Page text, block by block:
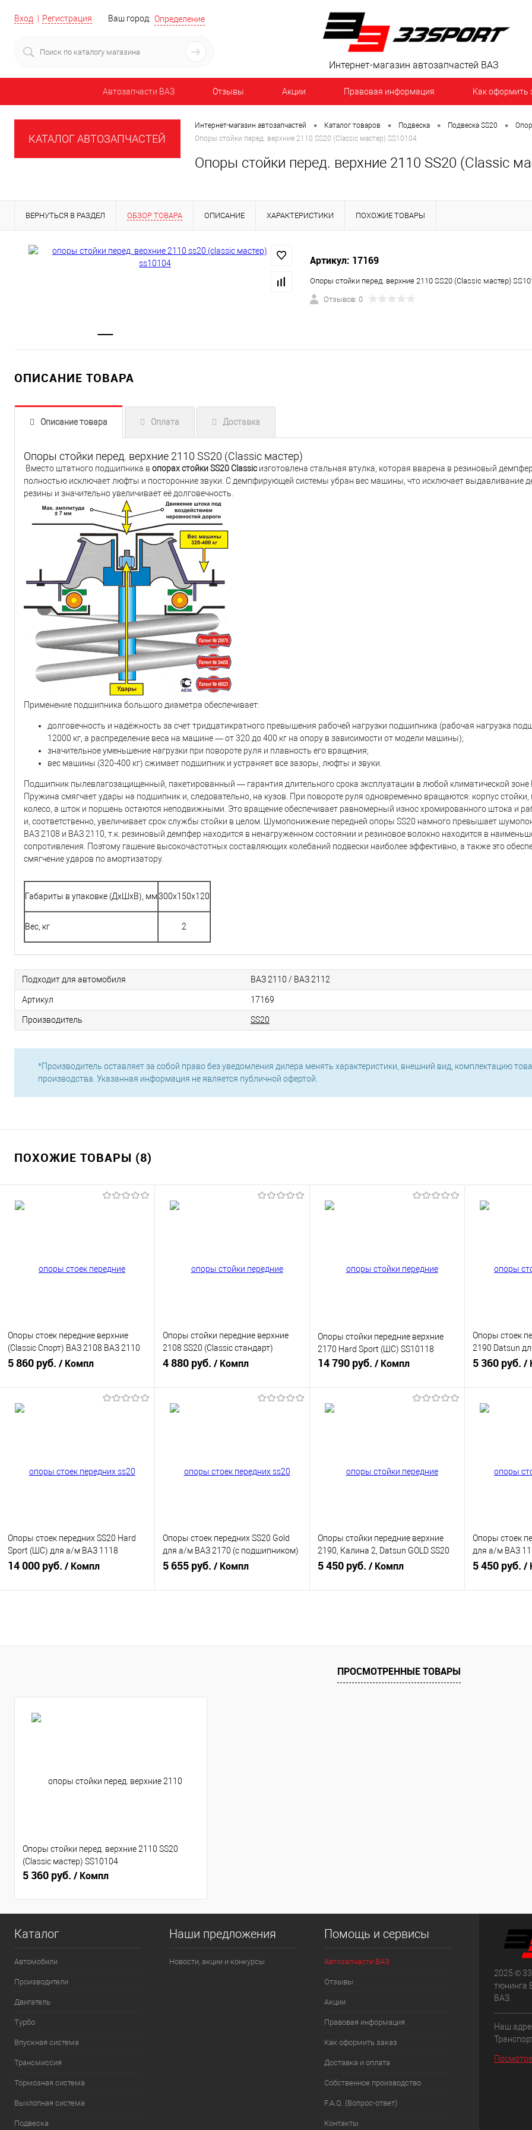
Вход Регистрация Ваш город: Определение
Интернет-магазин автозапчастей ВАЗ
Автозапчасти ВАЗ Отзывы Акции Правовая информация Как оформить
КАТАЛОГ АВТОЗАПЧАСТЕЙ
Интернет-магазин автозапчастей • Каталог товаров • Подвеска • Подвеска SS20 •
Опоры стойки перед. верхние 2110 SS20 (Classic мастер) SS10104
Опоры стойки перед. верхние 2110 SS20 (Classic
ВЕРНУТЬСЯ В РАЗДЕЛ ОБЗОР ТОВАРА ОПИСАНИЕ ХАРАКТЕРИСТИКИ ПОХОЖИЕ ТОВАРЫ
Артикул: 17169
Опоры стойки перед. верхние 2110 SS20 (Classic мастер)
Отзывов: 0
ОПИСАНИЕ ТОВАРА
Описание товара Оплата Доставка
Опоры стойки перед. верхние 2110 SS20 (Classic мастер)
Вместо штатного подшипника в опорах стойки SS20 Classic изготовлена стальная втулка, которая вварена в резиновый
полностью исключает люфты и посторонние звуки. С демпфирующей системы убран вес машины, что исключает выдавливание
резины и значительно увеличивает её долговечность.
Применение подшипника большого диаметра обеспечивает:
долговечность и надёжность за счет тридцатикратного превышения рабочей нагрузки подшипника (рабочая нагрузка
12000 кг, а распределение веса на машине — от 320 до 400 кг на опору в зависимости от модели машины);
значительное уменьшение нагрузки при повороте руля и плавность его вращения;
вес машины (320-400 кг) сжимает подшипник и устраняет все зазоры, люфты и звуки.
Подшипник пылевлагозащищенный, пакетированный — гарантия длительного срока эксплуатации в любой климатической зоне
Пружина смягчает удары на подшипник и, следовательно, на кузов. При повороте руля одновременно вращаются: корпус
колесо, а шток и поршень остаются неподвижными. Это вращение обеспечивает равномерный износ хромированного штока и
и, соответственно, увеличивает срок службы стойки в целом. Шумопонижение передней опоры SS20 намного превышает
ВАЗ 2108 и ВАЗ 2110, т.к. резиновый демпфер находится в ненагруженном состоянии и резиновое волокно находится в
сопротивления. Поэтому гашение высокочастотных составляющих колебаний подвески наиболее эффективно, а также это
смягчение ударов по амортизатору.
Габариты в упаковке (ДхШхВ), мм300x150x120
Вес, кг 2
Подходит для автомобиля ВАЗ 2110 / ВАЗ 2112
Артикул 17169
Производитель SS20
*Производитель оставляет за собой право без уведомления дилера менять характеристики, внешний вид, комплектацию
производства. Указанная информация не является публичной офертой.
ПОХОЖИЕ ТОВАРЫ (8)
Опоры стоек передние верхние
(Classic Спорт) ВАЗ 2108 ВАЗ 2110
SS20 SS10105
5 860 руб. / Компл
Опоры стойки передние верхние
2108 SS20 (Classic стандарт)
SS10101
4 880 руб. / Компл
Опоры стойки передние верхние
2170 Hard Sport (ШС) SS10118
14 790 руб. / Компл
Опоры стоек
2190 Datsun
подшипником
5 360 руб. /
Опоры стоек передних SS20 Hard
Sport (ШС) для а/м ВАЗ 1118
SS10117
14 000 руб. / Компл
Опоры стоек передних SS20 Gold
для а/м ВАЗ 2170 (с подшипником)
SS10116
5 655 руб. / Компл
Опоры стойки передние верхние
2190, Калина 2, Datsun GOLD SS20
(c ЭлУР, с подшипником) SS10121
5 450 руб. / Компл
Опоры стоек
для а/м ВАЗ
SS10115
5 450 руб. /
ПРОСМОТРЕННЫЕ ТОВАРЫ
Опоры стойки перед. верхние 2110 SS20
(Classic мастер) SS10104
5 360 руб. / Компл
Каталог
Автомобили
Производители
Двигатель
Турбо
Впускная система
Трансмиссия
Тормозная система
Выхлопная система
Подвеска
Наши предложения
Новости, акции и конкурсы
Помощь и сервисы
Автозапчасти ВАЗ
Отзывы
Акции
Правовая информация
Как оформить заказ
Доставка и оплата
Собственное производство
F.A.Q. (Вопрос-ответ)
Контакты
2025 ©
тюнинга
ВАЗ.
Наш